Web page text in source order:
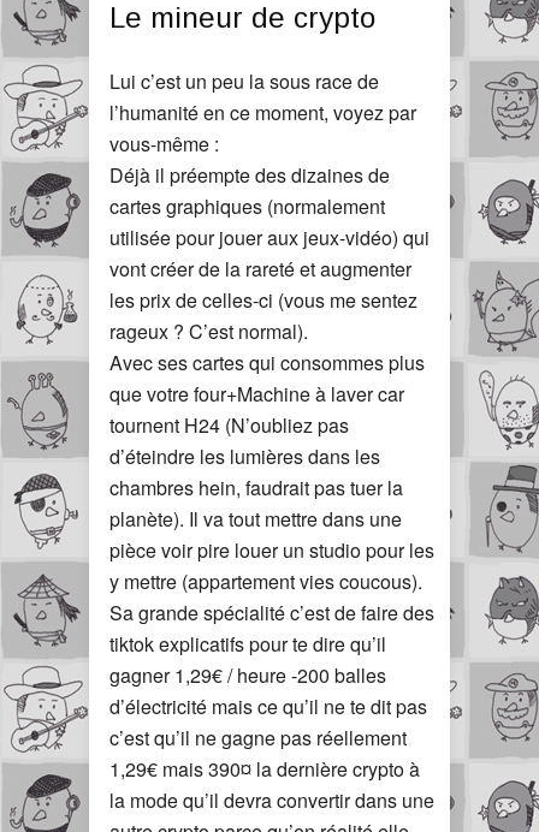
Le mineur de crypto
Lui c’est un peu la sous race de
l’humanité en ce moment, voyez par
vous-même :
Déjà il préempte des dizaines de
cartes graphiques (normalement
utilisée pour jouer aux jeux-vidéo) qui
vont créer de la rareté et augmenter
les prix de celles-ci (vous me sentez
rageux ? C’est normal).
Avec ses cartes qui consommes plus
que votre four+Machine à laver car
tournent H24 (N’oubliez pas
d’éteindre les lumières dans les
chambres hein, faudrait pas tuer la
planète). Il va tout mettre dans une
pièce voir pire louer un studio pour les
y mettre (appartement vies coucous).
Sa grande spécialité c’est de faire des
tiktok explicatifs pour te dire qu’il
gagner 1,29€ / heure -200 balles
d’électricité mais ce qu’il ne te dit pas
c’est qu’il ne gagne pas réellement
1,29€ mais 390¤ la dernière crypto à
la mode qu’il devra convertir dans une